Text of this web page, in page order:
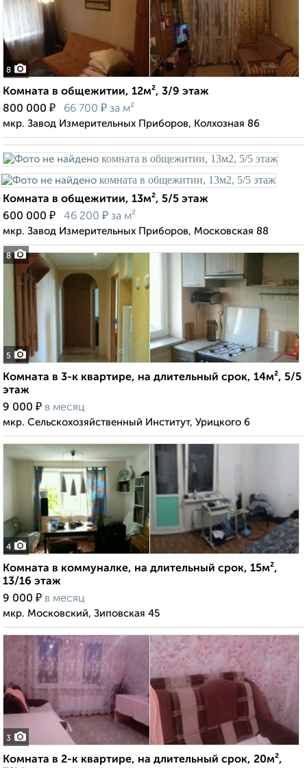
8
Комната в общежитии, 12м², 3/9 этаж
800 000 ₽ 66 700 ₽ за м²
мкр. Завод Измерительных Приборов, Колхозная 86
8
Комната в общежитии, 13м², 5/5 этаж
600 000 ₽ 46 200 ₽ за м²
мкр. Завод Измерительных Приборов, Московская 88
5
Комната в 3-к квартире, на длительный срок, 14м², 5/5
этаж
9 000 ₽ в месяц
мкр. Сельскохозяйственный Институт, Урицкого 6
4
Комната в коммуналке, на длительный срок, 15м²,
13/16 этаж
9 000 ₽ в месяц
мкр. Московский, Зиповская 45
3
Комната в 2-к квартире, на длительный срок, 20м²,